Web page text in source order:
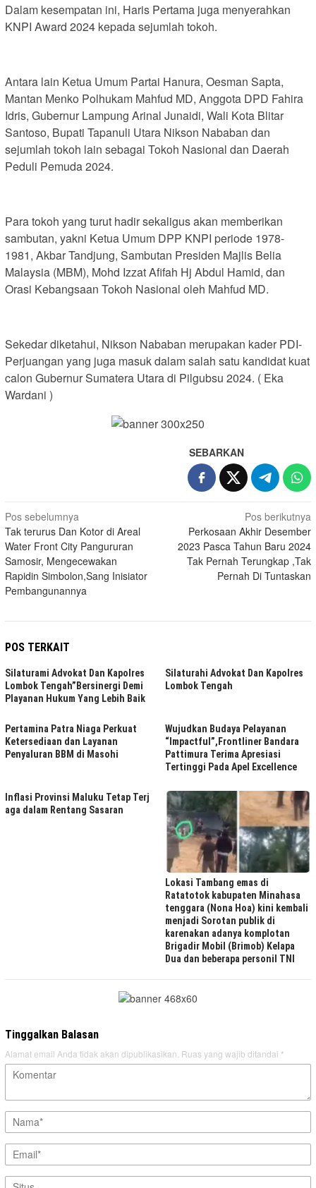
Dalam kesempatan ini, Haris Pertama juga menyerahkan
KNPI Award 2024 kepada sejumlah tokoh.
Antara lain Ketua Umum Partai Hanura, Oesman Sapta,
Mantan Menko Polhukam Mahfud MD, Anggota DPD Fahira
Idris, Gubernur Lampung Arinal Junaidi, Wali Kota Blitar
Santoso, Bupati Tapanuli Utara Nikson Nababan dan
sejumlah tokoh lain sebagai Tokoh Nasional dan Daerah
Peduli Pemuda 2024.
Para tokoh yang turut hadir sekaligus akan memberikan
sambutan, yakni Ketua Umum DPP KNPI periode 1978-
1981, Akbar Tandjung, Sambutan Presiden Majlis Belia
Malaysia (MBM), Mohd Izzat Afifah Hj Abdul Hamid, dan
Orasi Kebangsaan Tokoh Nasional oleh Mahfud MD.
Sekedar diketahui, Nikson Nababan merupakan kader PDI-
Perjuangan yang juga masuk dalam salah satu kandidat kuat
calon Gubernur Sumatera Utara di Pilgubsu 2024. ( Eka
Wardani )
SEBARKAN
Navigasi
pos
Pos sebelumnya
Tak terurus Dan Kotor di Areal
Water Front City Pangururan
Samosir, Mengecewakan
Rapidin Simbolon,Sang Inisiator
Pembangunannya
Pos berikutnya
Perkosaan Akhir Desember
2023 Pasca Tahun Baru 2024
Tak Pernah Terungkap ,Tak
Pernah Di Tuntaskan
POS TERKAIT
Silaturami Advokat Dan Kapolres
Lombok Tengah”Bersinergi Demi
Playanan Hukum Yang Lebih Baik
Silaturahi Advokat Dan Kapolres
Lombok Tengah
Pertamina Patra Niaga Perkuat
Ketersediaan dan Layanan
Penyaluran BBM di Masohi
Wujudkan Budaya Pelayanan
“Impactful”,Frontliner Bandara
Pattimura Terima Apresiasi
Tertinggi Pada Apel Excellence
Inflasi Provinsi Maluku Tetap Terj
aga dalam Rentang Sasaran
Lokasi Tambang emas di
Ratatotok kabupaten Minahasa
tenggara (Nona Hoa) kini kembali
menjadi Sorotan publik di
karenakan adanya komplotan
Brigadir Mobil (Brimob) Kelapa
Dua dan beberapa personil TNI
Tinggalkan Balasan
Alamat email Anda tidak akan dipublikasikan. Ruas yang wajib ditandai *